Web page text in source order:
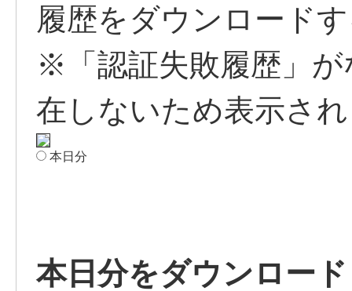
履歴をダウンロード
※「認証失敗履歴」
在しないため表示さ
本日分
本日分をダウンロード